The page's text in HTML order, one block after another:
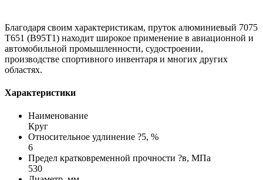
Благодаря своим характеристикам, пруток алюминиевый 7075
Т651 (В95Т1) находит широкое применение в авиационной и
автомобильной промышленности, судостроении,
производстве спортивного инвентаря и многих других
областях.
Характеристики
Наименование
Круг
Относительное удлинение ?5, %
6
Предел кратковременной прочности ?в, МПа
530